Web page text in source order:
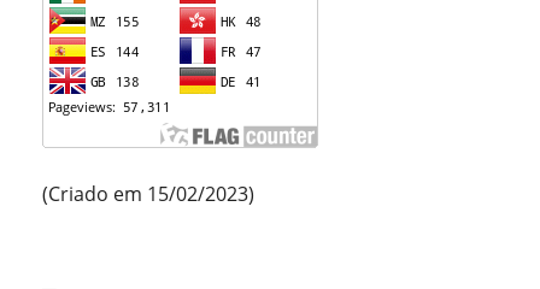
(Criado em 15/02/2023)